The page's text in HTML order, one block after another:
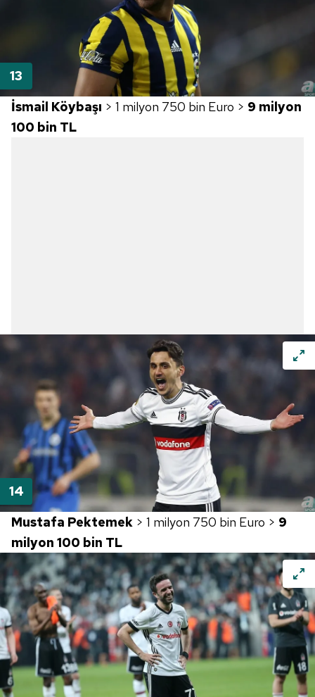
İsmail Köybaşı > 1 milyon 750 bin Euro > 9 milyon
100 bin TL
Mustafa Pektemek > 1 milyon 750 bin Euro > 9
milyon 100 bin TL